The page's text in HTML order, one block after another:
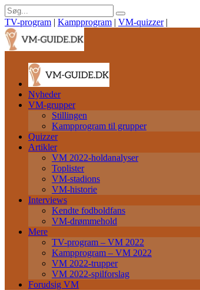
TV-program | Kampprogram | VM-quizzer |
Nyheder
VM-grupper
Stillingen
Kampprogram til grupper
Quizzer
Artikler
VM 2022-holdanalyser
Toplister
VM-stadions
VM-historie
Interviews
Kendte fodboldfans
VM-drømmehold
Mere
TV-program – VM 2022
Kampprogram – VM 2022
VM 2022-trupper
VM 2022-spilforslag
Forudsig VM